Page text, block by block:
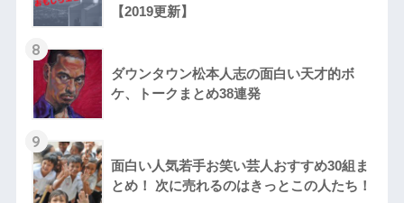
【2019更新】
8
ダウンタウン松本人志の面白い天才的ボ
ケ、トークまとめ38連発
9
面白い人気若手お笑い芸人おすすめ30組ま
とめ！ 次に売れるのはきっとこの人たち！